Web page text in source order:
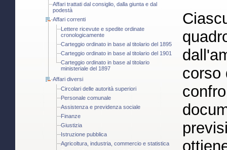
Affari trattati dal consiglio, dalla giunta e dal
podestà
Affari correnti
Lettere ricevute e spedite ordinate
cronologicamente
Carteggio ordinato in base al titolario del 1895
Carteggio ordinato in base al titolario del 1901
Carteggio ordinato in base al titolario
ministeriale del 1897
Affari diversi
Circolari delle autorità superiori
Personale comunale
Assistenza e previdenza sociale
Finanze
Giustizia
Istruzione pubblica
Agricoltura, industria, commercio e statistica
corso